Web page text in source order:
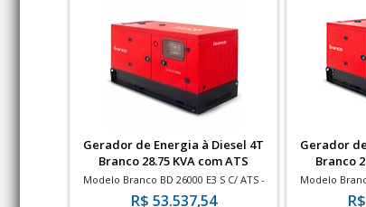
Gerador de Energia à Diesel 4T
Branco 28.75 KVA com ATS
Modelo Branco BD 26000 E3 S C/ ATS -
Motor 4T 2543 CC
R$ 53.537,54
Gerador
Branco
Modelo